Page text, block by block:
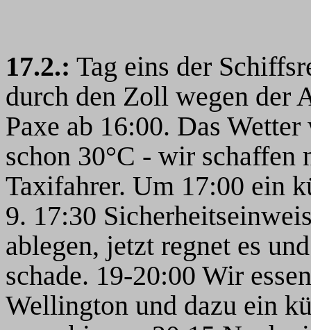
17.2.: Tag eins der
durch den Zoll wegen der
Paxe ab 16:00. Das
schon 30°C - wir schaffen
Taxifahrer. Um 17:00 ein
9. 17:30
ablegen, jetzt regnet es
schade. 19-20:00 Wir
Wellington und dazu ein